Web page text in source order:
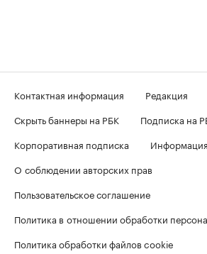
Контактная информация
Редакция
Скрыть баннеры на РБК
Подписка на
Корпоративная подписка
О соблюдении авторских прав
Пользовательское соглашение
Политика в отношении обработки
Политика обработки файлов cookie